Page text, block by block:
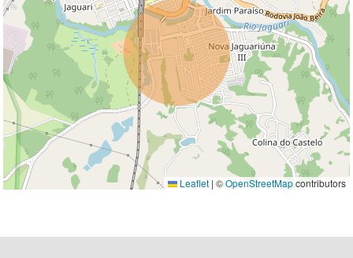
Leaflet | ©OpenStreetMapcontributors